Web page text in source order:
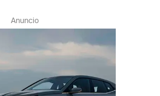
Anuncio